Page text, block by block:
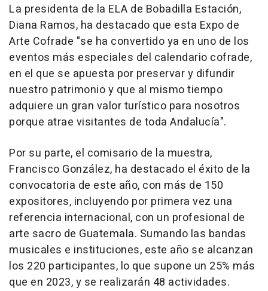
La presidenta de la ELA de Bobadilla Estación,
Diana Ramos, ha destacado que esta Expo de
Arte Cofrade "se ha convertido ya en uno de los
eventos más especiales del calendario cofrade,
en el que se apuesta por preservar y difundir
nuestro patrimonio y que al mismo tiempo
adquiere un gran valor turístico para nosotros
porque atrae visitantes de toda Andalucía".
Por su parte, el comisario de la muestra,
Francisco González, ha destacado el éxito de la
convocatoria de este año, con más de 150
expositores, incluyendo por primera vez una
referencia internacional, con un profesional de
arte sacro de Guatemala. Sumando las bandas
musicales e instituciones, este año se alcanzan
los 220 participantes, lo que supone un 25% más
que en 2023, y se realizarán 48 actividades.